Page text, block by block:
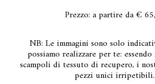
Prezzo: a partire da €
NB: Le immagini sono solo
possiamo realizzare per te:
scampoli di tessuto di recupero, i
pezzi unici irripetibili.